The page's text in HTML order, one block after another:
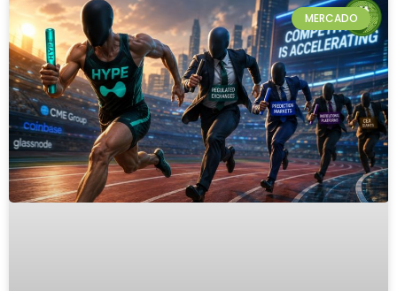
MERCADO